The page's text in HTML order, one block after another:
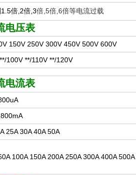
倍,2倍,3倍,5倍,6倍等电流过载
电压表
150V 250V 300V 450V 500V 600V
100V **/110V **/120V
电流表
25A 30A 40A 50A
100A 150A 200A 250A 300A 400A